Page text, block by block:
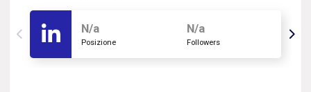
N/a
Posizione
N/a
Followers